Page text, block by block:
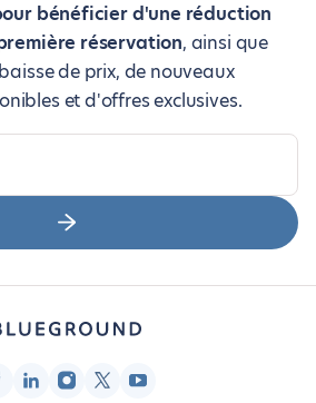
bénéficier d'une réduction
réservation, ainsi que
de prix, de nouveaux
et d'offres exclusives.